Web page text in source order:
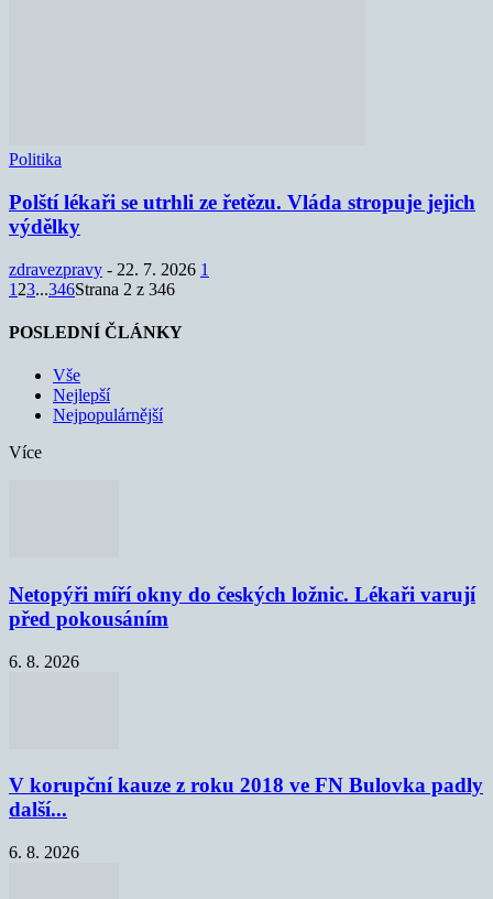
Politika
Polští lékaři se utrhli ze řetězu. Vláda stropuje jejich
výdělky
zdravezpravy - 22. 7. 2026 1
1 23...346Strana 2 z 346
POSLEDNÍ ČLÁNKY
Vše
Nejlepší
Nejpopulárnější
Více
Netopýři míří okny do českých ložnic. Lékaři varují
před pokousáním
6. 8. 2026
V korupční kauze z roku 2018 ve FN Bulovka padly
další...
6. 8. 2026